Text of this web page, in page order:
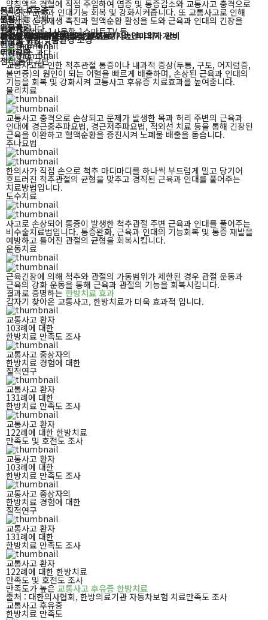
물리적 후유증
두통
안구통
안면긴장
이명증
어지럼증
전신 통증
신체적 후유증
위장기능 감퇴
소화불량
생리통
변비 또는 설사
위장 가스 과다
생리주기 교란
심리적 후유증
불안
우울증
수면방해
집중력 감퇴
트라우마
약침액을 경혈에 직접 주입하여 염증 및 통증감소와 교통사고 충격으로
손상된 근육과 인대기능 회복 및 강화시켜줍니다. 또 교통사고로 인해
손상된 신경재생 촉진과 혈액순환 활성을 도와 근육과 인대의 긴장을
풀어줍니다.
한약치료
교통사고로 인한 척추관절 통증이나 내과적 증상(두통, 구토, 어지럼증,
불면증)의 원인이 되는 어혈을 빠르게 배출하며, 손상된 근육과 인대의
기능을 회복 및 강화시켜 교통사고 후유증 치료효과를 높여줍니다.
물리치료
교통사고 충격으로 손상되고 문제가 발생한 목과 허리 주변의 근육과
인대에 경근중추파요법, 경근저주파요법,적외선 치료 등을 통해 긴장된
근육을 이완하고 혈액순환을 증진시켜 노폐물 배출을 돕습니다.
추나요법
한의사가 직접 손으로 척추 마디마디를 하나씩 부드럽게 밀고 당기어
흐트러진 척추관절의 균형을 맞추고 경직된 근육과 인대를 풀어주는
치료방법입니다.
도수치료
사고로 손상되어 통증이 발생한 척추관절 주변 근육과 인대를 풀어주는
비수술치료법입니다. 통증완화, 근육과 인대의 기능회복 및 통증 재발을
예방하고 틀어진 관절의 균형을 회복시킵니다.
운동치료
근육긴장에 의해 척추와 관절의 가동범위가 제한된 경우 관절 운동과
근육의 강화 운동을 통해 근육과 관절의 기능을 회복시킵니다.
결과로 증명하는 한방치료 효과
갑자기 찾아온 교통사고, 한방치료가 더욱 효과적 입니다.
교통사고 환자
103례에 대한
한방치료 만족도 조사
교통사고 중상자의
한방치료 경험에 대한
질적연구
교통사고 환자
131례에 대한
한방치료 만족도 조사
교통사고 환자
122례에 대한 한방치료
만족도 및 호전도 조사
교통사고 환자
103례에 대한
한방치료 만족도 조사
교통사고 중상자의
한방치료 경험에 대한
질적연구
교통사고 환자
131례에 대한
한방치료 만족도 조사
교통사고 환자
122례에 대한 한방치료
만족도 및 호전도 조사
만족도가 높은교통사고 후유증 한방치료
출처 : 대한의사협회, 한방의료기관 자동차보험 치료만족도 조사
교통사고 후유증
한방치료 만족도
X-ray · 초음파 검사후한방치료 가능
간호인력24시간 병동내 상주
대학병원과 연계로긴급상황 발생시신속 대처 가능
맛있고 영양가 있는식단을 제공
피로감 해소를 위한건식 반신욕기 및안마의자 완비
1인 1냉장고, 1사물함1스마트TV 등
환자를 위한맞춤환경 조성